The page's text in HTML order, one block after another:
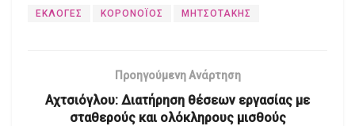
ΕΚΛΟΓΕΣ ΚΟΡΟΝΟΪΟΣ ΜΗΤΣΟΤΑΚΗΣ
Προηγούμενη Ανάρτηση
Αχτσιόγλου: Διατήρηση θέσεων εργασίας με
σταθερούς και ολόκληρους μισθούς